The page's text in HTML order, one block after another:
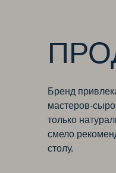
Бренд
мастеров-
только
смело
столу.